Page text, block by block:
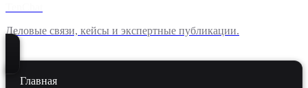
Деловые связи, кейсы и экспертные публикации.
Главная